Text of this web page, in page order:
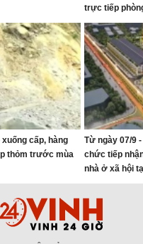
trực tiếp
cấp, hàng
thỏm trước mùa
Từ ngày 07/9
chức tiếp
nhà ở xã hội
Thượng,